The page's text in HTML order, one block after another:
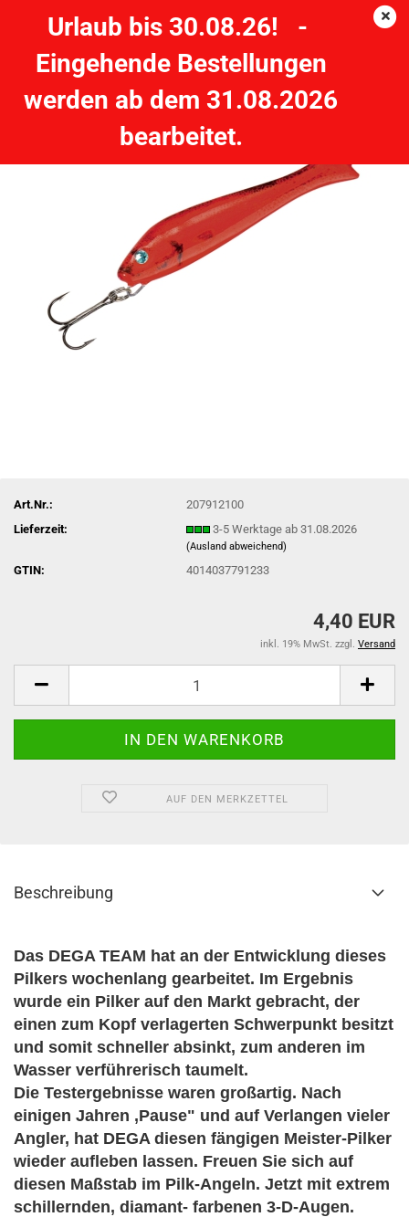
Urlaub bis 30.08.26! -
Eingehende Bestellungen
werden ab dem 31.08.2026
bearbeitet.
DEGA PILKER CASTER rot/UV-schwarz - 100g
Art.Nr.:
207912100
Lieferzeit:
3-5 Werktage ab 31.08.2026
(Ausland abweichend)
GTIN: 4014037791233
4,40 EUR
inkl. 19% MwSt. zzgl. Versand
AUF DEN MERKZETTEL
Beschreibung
Das DEGA TEAM hat an der Entwicklung dieses
Pilkers wochenlang gearbeitet. Im Ergebnis
wurde ein Pilker auf den Markt gebracht, der
einen zum Kopf verlagerten Schwerpunkt besitzt
und somit schneller absinkt, zum anderen im
Wasser verführerisch taumelt.
Die Testergebnisse waren großartig. Nach
einigen Jahren ,Pause" und auf Verlangen vieler
Angler, hat DEGA diesen fängigen Meister-Pilker
wieder aufleben lassen. Freuen Sie sich auf
diesen Maßstab im Pilk-Angeln. Jetzt mit extrem
schillernden, diamant- farbenen 3-D-Augen.